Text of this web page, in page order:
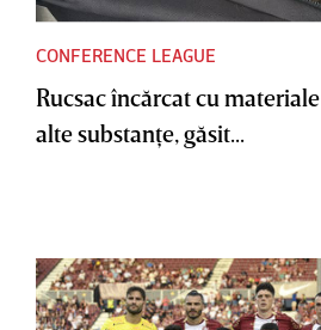
CONFERENCE LEAGUE
Rucsac încărcat cu
alte substanţe, găsit...